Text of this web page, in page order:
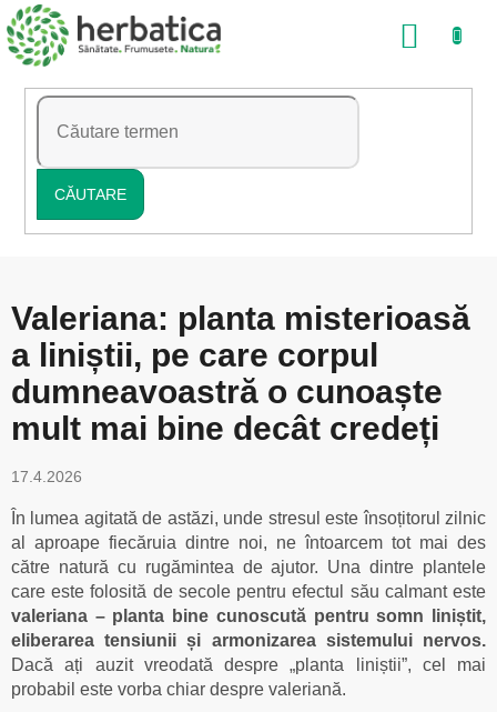
Treci
la
conținut
CĂUTARE
COŞ
Valeriana: planta misterioasă
a liniștii, pe care corpul
dumneavoastră o cunoaște
mult mai bine decât credeți
17.4.2026
În lumea agitată de astăzi, unde stresul este însoțitorul zilnic
al aproape fiecăruia dintre noi, ne întoarcem tot mai des
către natură cu rugămintea de ajutor. Una dintre plantele
care este folosită de secole pentru efectul său calmant este
valeriana – planta bine cunoscută pentru somn liniștit,
eliberarea tensiunii și armonizarea sistemului nervos.
Dacă ați auzit vreodată despre „planta liniștii”, cel mai
probabil este vorba chiar despre valeriană.